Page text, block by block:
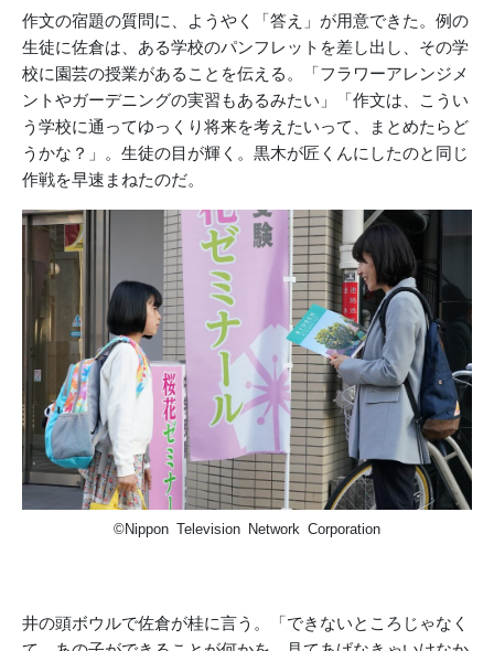
作文の宿題の質問に、ようやく「答え」が用意できた。例の
生徒に佐倉は、ある学校のパンフレットを差し出し、その学
校に園芸の授業があることを伝える。「フラワーアレンジメ
ントやガーデニングの実習もあるみたい」「作文は、こうい
う学校に通ってゆっくり将来を考えたいって、まとめたらど
うかな？」。生徒の目が輝く。黒木が匠くんにしたのと同じ
作戦を早速まねたのだ。
©Nippon Television Network Corporation
井の頭ボウルで佐倉が桂に言う。「できないところじゃなく